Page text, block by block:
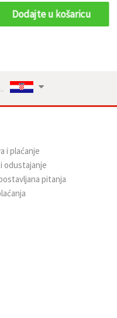
Dodajte u košaricu
i plaćanje
odustajanje
pitanja